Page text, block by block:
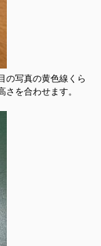
の写真の黄色線くら
を合わせます。